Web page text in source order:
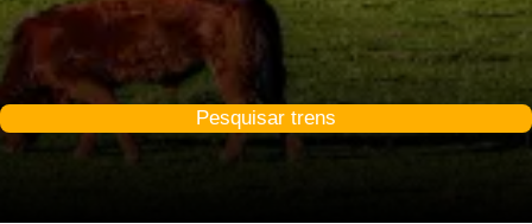
Pesquisar trens